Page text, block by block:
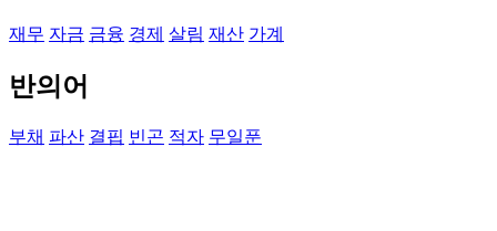
재무 자금 금융 경제 살림 재산 가계
반의어
부채 파산 결핍 빈곤 적자 무일푼